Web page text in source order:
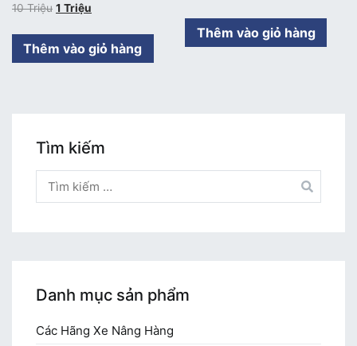
10Triệu 1 Triệu
Thêm vào giỏ hàng
Thêm vào giỏ hàng
Tìm kiếm
kiếm
cho:
Danh mục sản phẩm
Các Hãng Xe Nâng Hàng